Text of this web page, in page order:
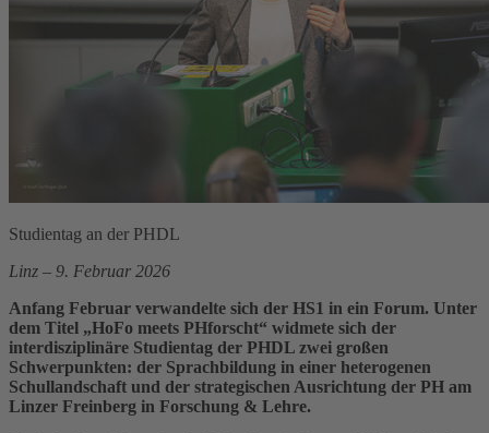
Studientag an der PHDL
Linz – 9. Februar 2026
Anfang Februar verwandelte sich der HS1 in ein Forum. Unter
dem Titel „HoFo meets PHforscht“ widmete sich der
interdisziplinäre Studientag der PHDL zwei großen
Schwerpunkten: der Sprachbildung in einer heterogenen
Schullandschaft und der strategischen Ausrichtung der PH am
Linzer Freinberg in Forschung & Lehre.